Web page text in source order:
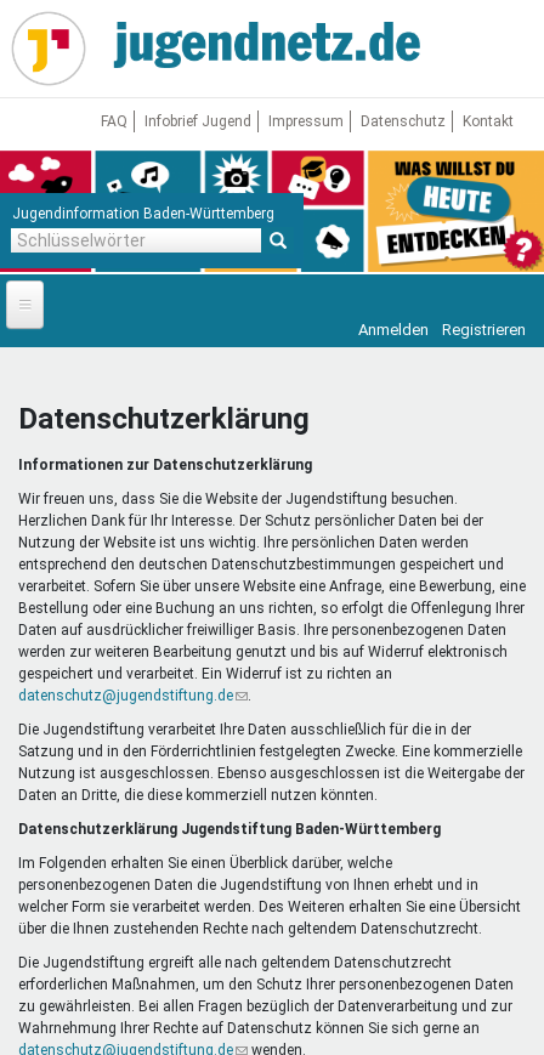
Direkt
zum
Inhalt
FAQ Infobrief Jugend Impressum Datenschutz Kontakt
Jugendinformation Baden-Württemberg
Startseite
Jugendnetz
Freizeit & Reisen
Mentoren & Projekte
Schule & Beruf
Demokratie & Beteiligung
Vor Ort
Anmelden Registrieren
Datenschutzerklärung
Informationen zur Datenschutzerklärung
Wir freuen uns, dass Sie die Website der Jugendstiftung besuchen.
Herzlichen Dank für Ihr Interesse. Der Schutz persönlicher Daten bei der
Nutzung der Website ist uns wichtig. Ihre persönlichen Daten werden
entsprechend den deutschen Datenschutzbestimmungen gespeichert und
verarbeitet. Sofern Sie über unsere Website eine Anfrage, eine Bewerbung, eine
Bestellung oder eine Buchung an uns richten, so erfolgt die Offenlegung Ihrer
Daten auf ausdrücklicher freiwilliger Basis. Ihre personenbezogenen Daten
werden zur weiteren Bearbeitung genutzt und bis auf Widerruf elektronisch
gespeichert und verarbeitet. Ein Widerruf ist zu richten an
datenschutz@jugendstiftung.de(Link
E-
Mail)
Die Jugendstiftung verarbeitet Ihre Daten ausschließlich für die in der
Satzung und in den Förderrichtlinien festgelegten Zwecke. Eine kommerzielle
Nutzung ist ausgeschlossen. Ebenso ausgeschlossen ist die Weitergabe der
Daten an Dritte, die diese kommerziell nutzen könnten.
Datenschutzerklärung Jugendstiftung Baden-Württemberg
Im Folgenden erhalten Sie einen Überblick darüber, welche
personenbezogenen Daten die Jugendstiftung von Ihnen erhebt und in
welcher Form sie verarbeitet werden. Des Weiteren erhalten Sie eine Übersicht
über die Ihnen zustehenden Rechte nach geltendem Datenschutzrecht.
Die Jugendstiftung ergreift alle nach geltendem Datenschutzrecht
erforderlichen Maßnahmen, um den Schutz Ihrer personenbezogenen Daten
zu gewährleisten. Bei allen Fragen bezüglich der Datenverarbeitung und zur
Wahrnehmung Ihrer Rechte auf Datenschutz können Sie sich gerne an
datenschutz@jugendstiftung.de(Linkwenden.